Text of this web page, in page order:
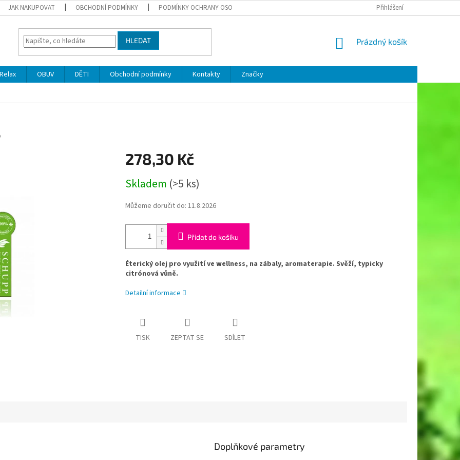
JAK NAKUPOVAT OBCHODNÍ PODMÍNKY PODMÍNKY OCHRANY OSOBNÍCH ÚDAJŮ Přihlášení
HLEDAT
NÁKUPNÍ
Prázdný košík
Relax OBUV DĚTI Obchodní podmínky Kontakty
Značky
278,30 Kč
cena:
Skladem (>5 ks)
Můžeme doručit do: 11.8.2026
Přidat do košíku
Éterický olej pro využití ve wellness, na zábaly, aromaterapie. Svěží, typicky
citrónová vůně.
Detailní informace
TISK ZEPTAT SE SDÍLET
Doplňkové parametry